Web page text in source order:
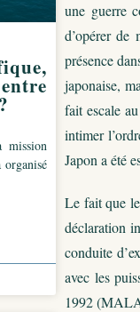
une guerre
d’opérer de
présence
japonaise,
fait escale
intimer
Japon a été
Le fait que
déclaration
conduite
avec les
1992